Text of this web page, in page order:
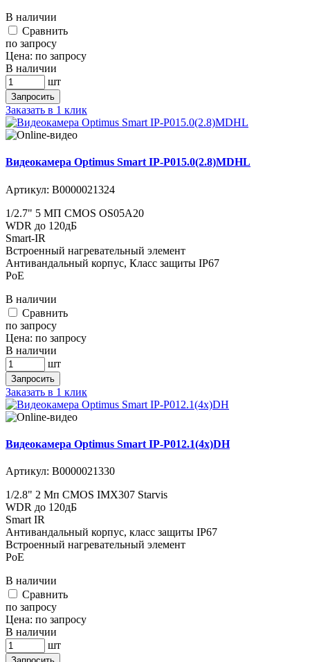
В наличии
Cравнить
по запросу
Цена: по запросу
В наличии
шт
Запросить
Заказать в 1 клик
Видеокамера Optimus Smart IP-P015.0(2.8)MDHL
Артикул: В0000021324
1/2.7" 5 МП CMOS OS05A20
WDR до 120дБ
Smart-IR
Встроенный нагревательный элемент
Антивандальный корпус, Класс защиты IР67
PoE
В наличии
Cравнить
по запросу
Цена: по запросу
В наличии
шт
Запросить
Заказать в 1 клик
Видеокамера Optimus Smart IP-P012.1(4x)DH
Артикул: В0000021330
1/2.8" 2 Мп CMOS IMX307 Starvis
WDR до 120дБ
Smart IR
Антивандальный корпус, класс защиты IР67
Встроенный нагревательный элемент
PoE
В наличии
Cравнить
по запросу
Цена: по запросу
В наличии
шт